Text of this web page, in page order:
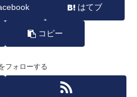
はてブ
コピー
フォローする